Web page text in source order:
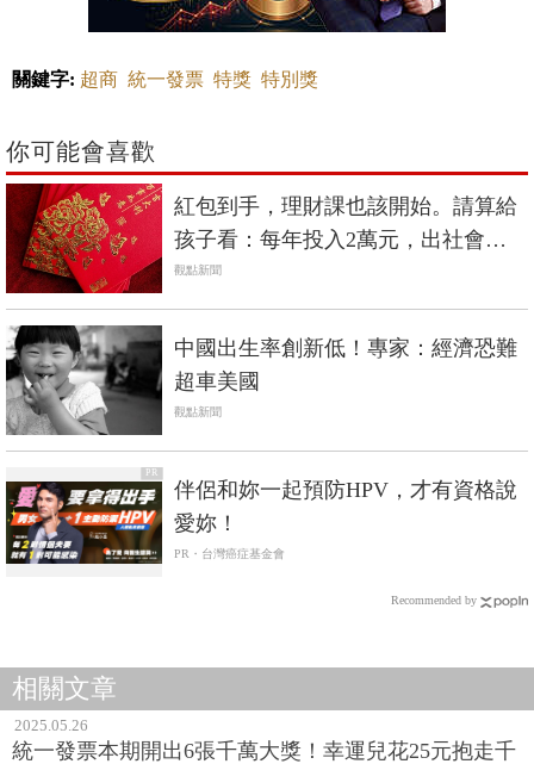
關鍵字: 超商 統一發票 特獎 特別獎
你可能會喜歡
紅包到手，理財課也該開始。請算給
孩子看：每年投入2萬元，出社會就
有第一桶金！
觀點新聞
中國出生率創新低！專家：經濟恐難
超車美國
觀點新聞
PR
伴侶和妳一起預防HPV，才有資格說
愛妳！
PR・台灣癌症基金會
Recommended by
相關文章
2025.05.26
統一發票本期開出6張千萬大獎！幸運兒花25元抱走千